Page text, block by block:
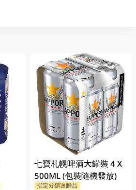
七寶札幌啤酒大罐裝 4 X
500ML (包裝隨機發放)
指定分類送贈品